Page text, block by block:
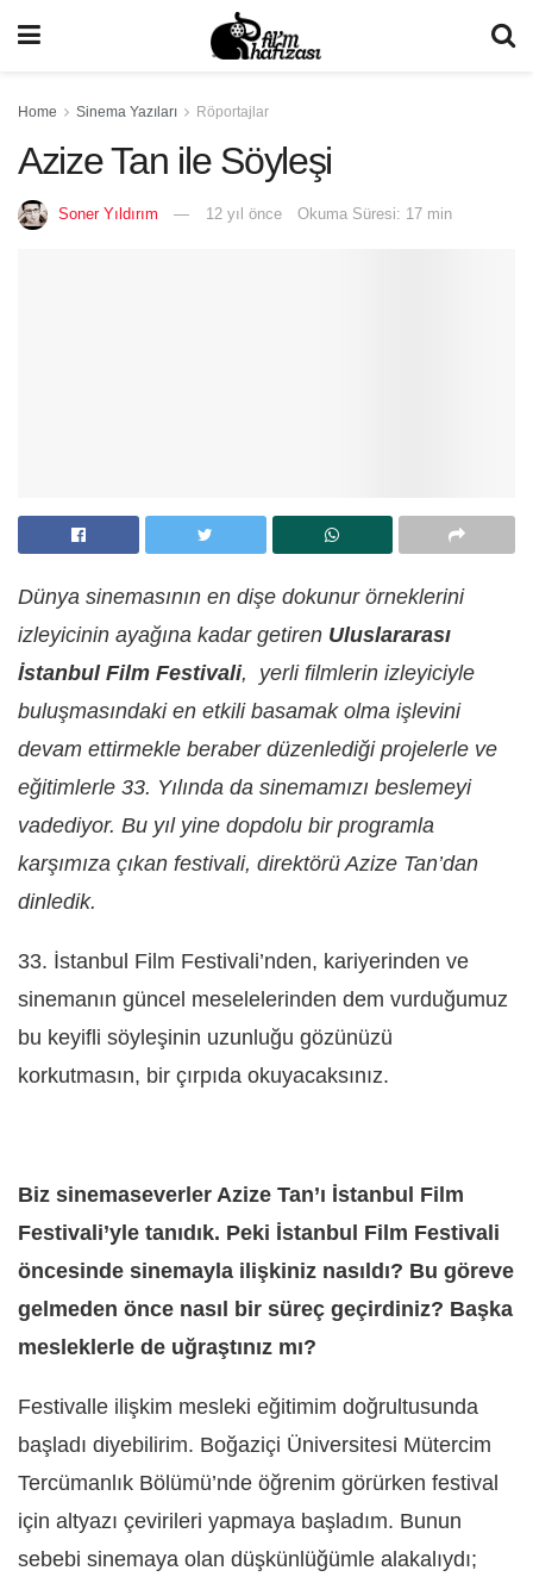
Home Sinema Yazıları Röportajlar
Azize Tan ile Söyleşi
Soner Yıldırım 12 yıl önce Okuma Süresi: 17 min
Dünya sinemasının en dişe dokunur örneklerini
izleyicinin ayağına kadar getiren Uluslararası
İstanbul Film Festivali, yerli filmlerin izleyiciyle
buluşmasındaki en etkili basamak olma işlevini
devam ettirmekle beraber düzenlediği projelerle ve
eğitimlerle 33. Yılında da sinemamızı beslemeyi
vadediyor. Bu yıl yine dopdolu bir programla
karşımıza çıkan festivali, direktörü Azize Tan’dan
dinledik.
33. İstanbul Film Festivali’nden, kariyerinden ve
sinemanın güncel meselelerinden dem vurduğumuz
bu keyifli söyleşinin uzunluğu gözünüzü
korkutmasın, bir çırpıda okuyacaksınız.
Biz sinemaseverler Azize Tan’ı İstanbul Film
Festivali’yle tanıdık. Peki İstanbul Film Festivali
öncesinde sinemayla ilişkiniz nasıldı? Bu göreve
gelmeden önce nasıl bir süreç geçirdiniz? Başka
mesleklerle de uğraştınız mı?
Festivalle ilişkim mesleki eğitimim doğrultusunda
başladı diyebilirim. Boğaziçi Üniversitesi Mütercim
Tercümanlık Bölümü’nde öğrenim görürken festival
için altyazı çevirileri yapmaya başladım. Bunun
sebebi sinemaya olan düşkünlüğümle alakalıydı;